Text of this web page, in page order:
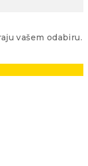
vašem odabiru.